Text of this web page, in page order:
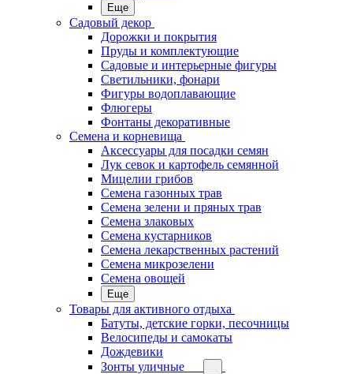
Еще
Садовый декор
Дорожки и покрытия
Пруды и комплектующие
Садовые и интерьерные фигуры
Светильники, фонари
Фигуры водоплавающие
Флюгеры
Фонтаны декоративные
Семена и корневища
Аксессуары для посадки семян
Лук севок и картофель семянной
Мицелии грибов
Семена газонных трав
Семена зелени и пряных трав
Семена злаковых
Семена кустарников
Семена лекарственных растений
Семена микрозелени
Семена овощей
Еще
Товары для активного отдыха
Батуты, детские горки, песочницы
Велосипеды и самокаты
Дождевики
Зонты уличные